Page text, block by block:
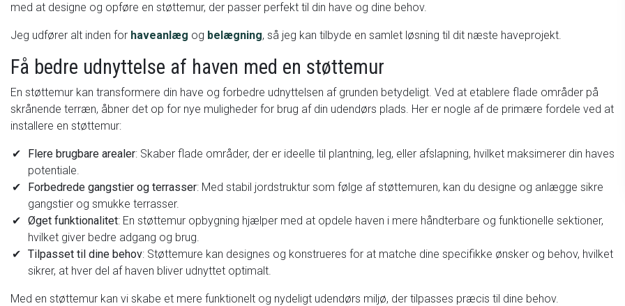
med at designe og opføre en støttemur, der passer perfekt til din have og dine behov.
Jeg udfører alt inden for haveanlæg og belægning, så jeg kan tilbyde en samlet løsning til dit næste haveprojekt.
Få bedre udnyttelse af haven med en støttemur
En støttemur kan transformere din have og forbedre udnyttelsen af grunden betydeligt. Ved at etablere flade områder på
skrånende terræn, åbner det op for nye muligheder for brug af din udendørs plads. Her er nogle af de primære fordele ved at
installere en støttemur:
Flere brugbare arealer: Skaber flade områder, der er ideelle til plantning, leg, eller afslapning, hvilket maksimerer din haves
potentiale.
Forbedrede gangstier og terrasser: Med stabil jordstruktur som følge af støttemuren, kan du designe og anlægge sikre
gangstier og smukke terrasser.
Øget funktionalitet: En støttemur opbygning hjælper med at opdele haven i mere håndterbare og funktionelle sektioner,
hvilket giver bedre adgang og brug.
Tilpasset til dine behov: Støttemure kan designes og konstrueres for at matche dine specifikke ønsker og behov, hvilket
sikrer, at hver del af haven bliver udnyttet optimalt.
Med en støttemur kan vi skabe et mere funktionelt og nydeligt udendørs miljø, der tilpasses præcis til dine behov.